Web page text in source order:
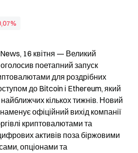
16 квітня — Великий
поетапний запуск
для роздрібних
до Bitcoin і Ethereum, який
кількох тижнів. Новий
офіційний вихід компанії
криптовалютами та
активів поза біржовими
опціонами та